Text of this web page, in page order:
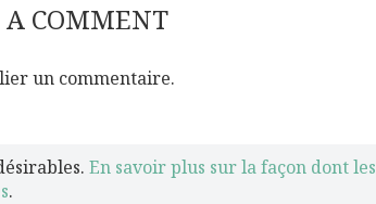
A COMMENT
un commentaire.
En savoir plus sur la façon dont les
.